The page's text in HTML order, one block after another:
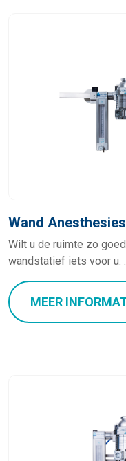
Wand
Wilt u de ruimte zo
wandstatief iets voor u.
MEER